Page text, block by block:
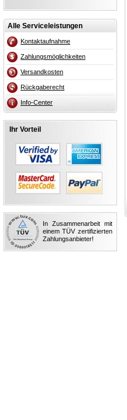
Alle Serviceleistungen
Kontaktaufnahme
Zahlungsmöglichkeiten
Versandkosten
Rückgaberecht
Info-Center
Ihr Vorteil
In Zusammenarbeit mit
einem TÜV zertifizierten
Zahlungsanbieter!